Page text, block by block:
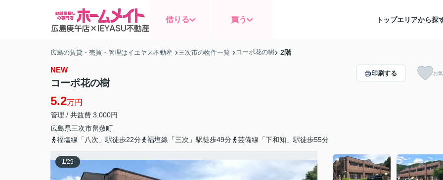
借りる 買う トップエリアから探
広島の賃貸・売買・管理はイエヤス不動産 三次市の物件一覧 コーポ花の樹 2階
NEW
コーポ花の樹
5.2万円
管理 / 共益費 3,000円
広島県三次市畠敷町
福塩線「八次」駅徒歩22分
福塩線「三次」駅徒歩49分 芸備線「下和知」駅徒歩55分
印刷する お
1/29